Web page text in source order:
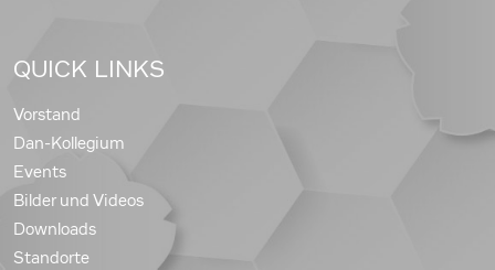
QUICK LINKS
Vorstand
Dan-Kollegium
Events
Bilder und Videos
Downloads
Standorte